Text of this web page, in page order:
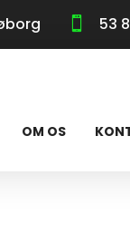
 53
OM OS